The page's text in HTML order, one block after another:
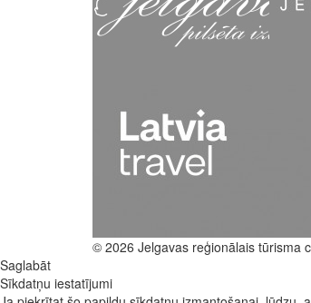
© 2026 Jelgavas reģionālais tūrisma
Saglabāt
Sīkdatņu iestatījumi